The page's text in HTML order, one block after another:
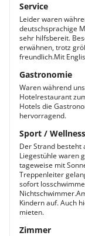
Service
Leider waren
deutschsprachige
sehr hilfsbereit.
erwähnen, trotz
freundlich.Mit
Gastronomie
Waren während
Hotelrestaurant
Hotels die
hervorragend.
Sport / Wellness
Der Strand
Liegestühle waren
tageweise mit
Treppenleiter
sofort
Kindern auf. Auch
mieten.
Zimmer